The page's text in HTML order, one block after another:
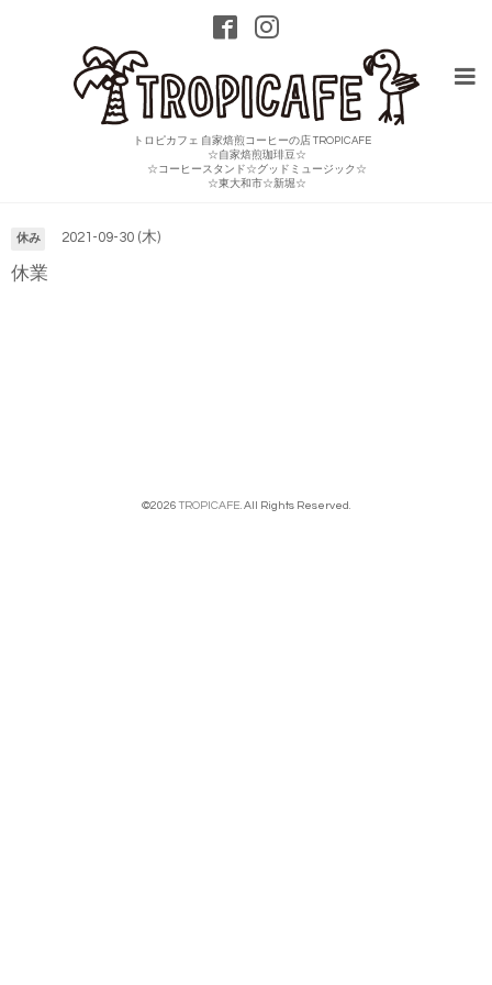
トロピカフェ 自家焙煎コーヒーの店 TROPICAFE
☆自家焙煎珈琲豆☆
☆コーヒースタンド☆グッドミュージック☆
☆東大和市☆新堀☆
休み 2021-09-30 (木)
休業
©2026TROPICAFE . All Rights Reserved.